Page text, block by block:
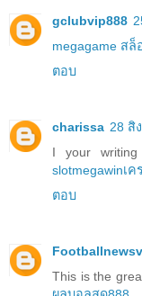
gclubvip888
megagame ส
ตอบ
charissa 28 สิ
I your writing
slotmegawinเ
ตอบ
This is the